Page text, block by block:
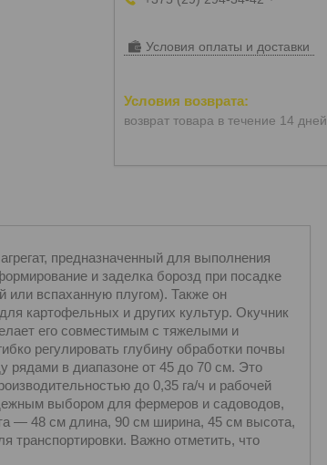
Условия оплаты и доставки
возврат товара в течение 14 дней
предназначенный для выполнения
и заделка борозд при посадке
или вспаханную плугом). Также он
картофельных и других культур. Окучник
его совместимым с тяжелыми и
регулировать глубину обработки почвы
рядами в диапазоне от 45 до 70 см. Это
до 0,35 га/ч и рабочей
выбором для фермеров и садоводов,
— 48 см длина, 90 см ширина, 45 см высота,
транспортировки. Важно отметить, что